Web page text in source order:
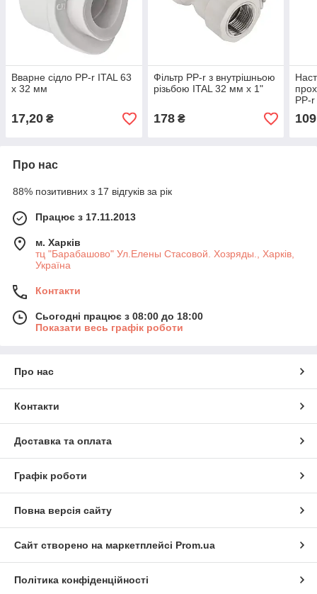
Вварне сідло PP-r ITAL 63
x 32 мм
17,20 ₴
Фільтр PP-r з внутрішньою
різьбою ITAL 32 мм x 1"
178₴
PP-
109
Про нас
88% позитивних з 17 відгуків за рік
Працює з 17.11.2013
м. Харків
тц "Барабашово" Ул.Елены Стасовой. Хозряды., Харків,
Україна
Контакти
Сьогодні працює з 08:00 до 18:00
Показати весь графік роботи
Про нас
Контакти
Доставка та оплата
Графік роботи
Повна версія сайту
Сайт створено на маркетплейсі Prom.ua
Політика конфіденційності